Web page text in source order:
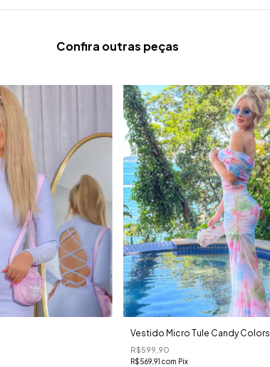
Confira outras peças
Vestido Micro Tule Candy Colors
R$599,90
R$569,91 com Pix